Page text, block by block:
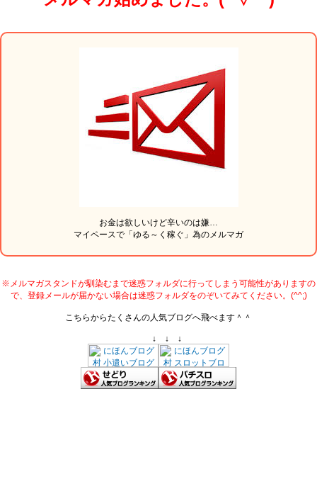
お金は欲しいけど辛いのは嫌…
マイペースで「ゆる～く稼ぐ」為のメルマガ
※メルマガスタンドが馴染むまで迷惑フォルダに行ってしまう可能性がありますの
で、登録メールが届かない場合は迷惑フォルダをのぞいてみてください。(^^;)
こちらからたくさんの人気ブログへ飛べます＾＾
↓ ↓ ↓